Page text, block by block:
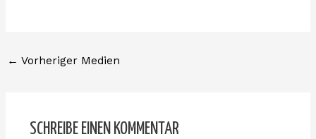
← Vorheriger Medien
SCHREIBE EINEN KOMMENTAR